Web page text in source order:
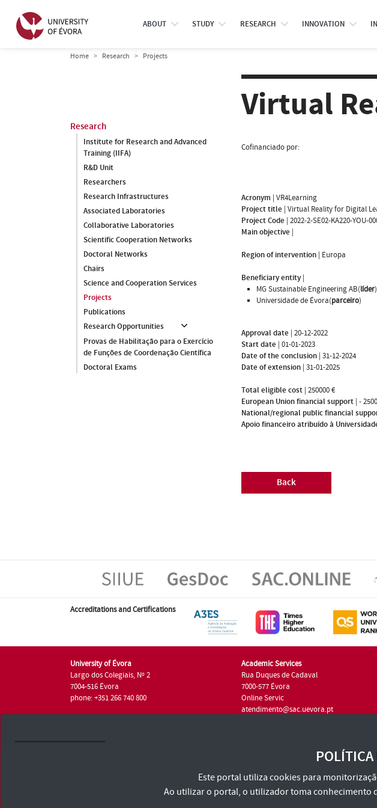
ABOUT STUDY RESEARCH INNOVATION
Home Research Projects
Research
Institute for Research and Advanced
Training (IIFA)
R&D Unit
Researchers
Research Infrastructures
Associated Laboratories
Collaborative Laboratories
Scientific Cooperation Networks
Doctoral Networks
Chairs
Science and Cooperation Services
Projects
Publications
Research Opportunities
Provas de Habilitação para o Exercício
de Funções de Coordenação Científica
Doctoral Exams
Virtual
Cofinanciado por:
Acronym | VR4Learning
Project title | Virtual Reality for Digital
Project Code | 2022-2-SE02-KA220-YOU-
Main objective |
Region of intervention | Europa
Beneficiary entity|
MG Sustainable Engineering AB(líder)
Universidade de Évora(parceiro)
Approval date | 20-12-2022
Start date | 01-01-2023
Date of the conclusion | 31-12-2024
Date of extension | 31-01-2025
Total eligible cost | 250000 €
European Union financial support | -
National/regional public financial
Apoio financeiro atribuído à
Back
Accreditations and Certifications
University of Évora
Largo dos Colegiais, Nº 2
7004-516 Évora
phone: +351 266 740 800
Academic Services
Rua Duques de Cadaval
7000-577 Évora
Online Servic
atendimento@sac.uevora.pt
Terms and Conditions and Privacy PolicyEste portal utiliza cookies para
Ao utilizar o portal, o utilizador toma conhecimento